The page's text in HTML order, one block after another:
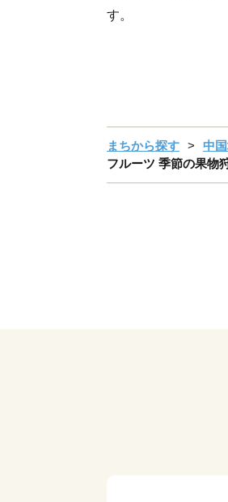
す。
まちから探す 中
フルーツ 季節の果物